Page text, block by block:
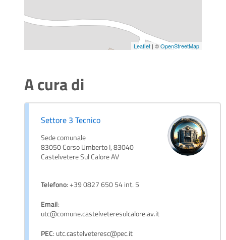
Leaflet | ©OpenStreetMap
A cura di
Settore 3 Tecnico
Sede comunale
83050 Corso Umberto I, 83040
Castelvetere Sul Calore AV
Telefono: +39 0827 650 54 int. 5
Email:
utc@comune.castelveteresulcalore.av.it
PEC: utc.castelveteresc@pec.it